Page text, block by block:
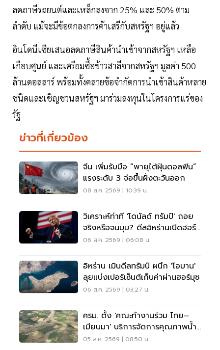
ลดภาษีรถยนต์และเหล็กลงจาก 25% และ 50% ตาม
ลำดับ แม้จะมีข้อตกลงการค้าเสรีกับสหรัฐฯ อยู่แล้ว
อินโดนีเซียเสนอลดภาษีสินค้านำเข้าจากสหรัฐฯ เหลือ
เกือบศูนย์ และเตรียมซื้อข้าวสาลีจากสหรัฐฯ มูลค่า 500
ล้านดอลลาร์ พร้อมทั้งคลายข้อจำกัดการนำเข้าสินค้าหลาย
ชนิดและเชิญชวนสหรัฐฯ มาร่วมลงทุนในโครงการแร่ของ
รัฐ
ข่าวที่เกี่ยวข้อง
จีน เพิ่มรับมือ “พายุไต้ฝุ่นดอลฟิน”
แรงระดับ 3 จ่อขึ้นฝั่งตะวันออก
08 ส.ค. 2569 | 10:39 น.
วิเคราะห์ท่าที 'โดนัลด์ ทรัมป์' ถอย
จริงหรือจนมุม? ดีลอิหร่านเปิดฮอร์
มุซ
06 ส.ค. 2569 | 06:08 น.
อิหร่าน เมินดีลทรัมป์ ผนึก 'โอมาน'
ลุยแบ่งเปอร์เซ็นต์เก็บค่าผ่านฮอร์มุซ
06 ส.ค. 2569 | 03:27 น.
ครม. ตั้ง 'คณะทำงานร่วม ไทย–
เมียนมา' บริการจัดการคุณภาพน้ำ
ข้ามแดน
05 ส.ค. 2569 | 08:50 น.